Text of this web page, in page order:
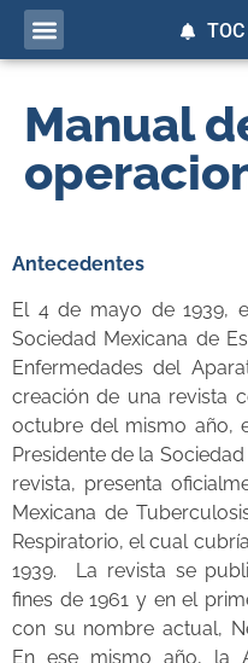
Manual
Antecedentes
El 4 de mayo de 1939,
Sociedad Mexicana de
Enfermedades del
creación de una revista
octubre del mismo año,
Presidente de la
revista, presenta
Mexicana de
Respiratorio, el cual
1939. La revista se
fines de 1961 y en el
con su nombre actual,
En ese mismo año, la